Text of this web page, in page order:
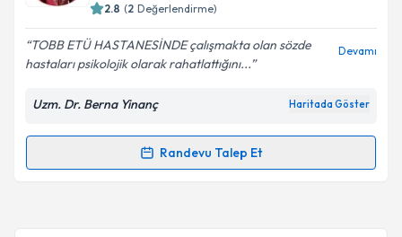
2.8 (2 Değerlendirme)
TOBB ETÜ HASTANESİNDE çalışmakta olan sözde
hastaları psikolojik olarak rahatlattığını...
Devamı
Uzm. Dr. Berna Yinanç Haritada Göster
Randevu Talep Et
Randevu Takvimi Talebi